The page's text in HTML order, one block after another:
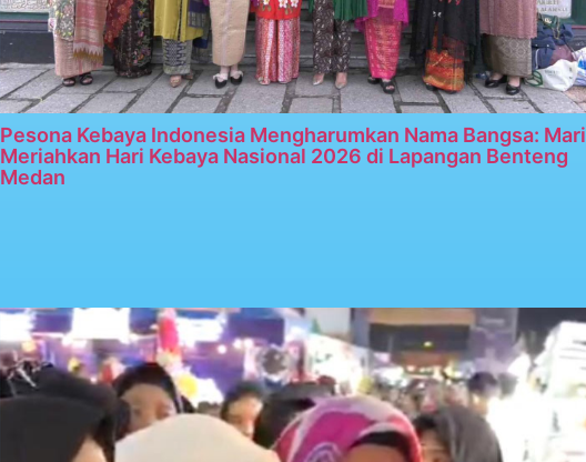
Pesona Kebaya Indonesia Mengharumkan Nama Bangsa: Mari
Meriahkan Hari Kebaya Nasional 2026 di Lapangan Benteng
Medan